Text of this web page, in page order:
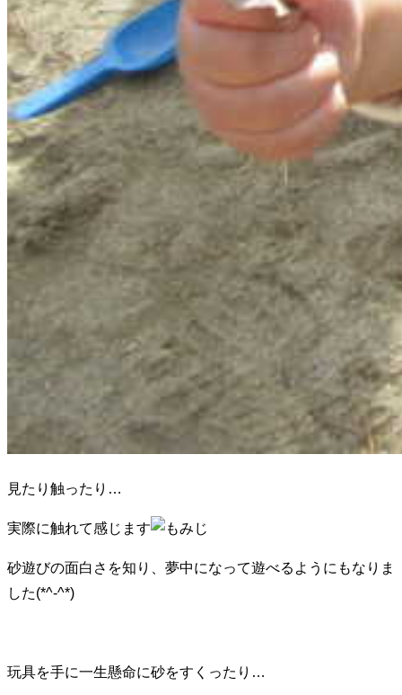
見たり触ったり…
実際に触れて感じます
砂遊びの面白さを知り、夢中になって遊べるようにもなりま
した(*^-^*)
玩具を手に一生懸命に砂をすくったり…